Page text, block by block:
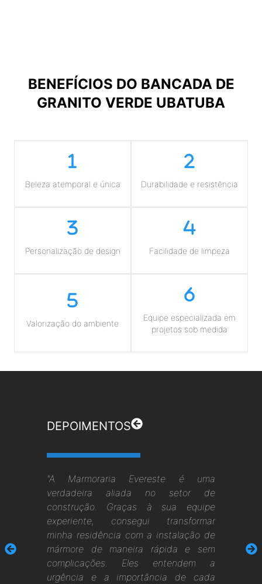
BENEFÍCIOS DO BANCADA DE
GRANITO VERDE UBATUBA
Beleza atemporal e única Durabilidade e resistência
Personalização de design Facilidade de limpeza
Valorização do ambiente
Equipe especializada em
projetos sob medida
DEPOIMENTOS
"A Marmoraria Evereste é uma
verdadeira aliada no setor de
construção. Graças à sua equipe
experiente, consegui transformar
minha residência com a instalação de
mármore de maneira rápida e sem
complicações. Eles entendem a
urgência e a importância de cada